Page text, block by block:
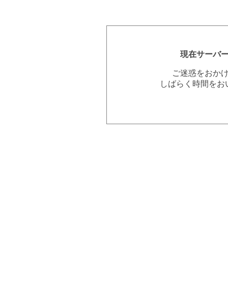
現在サーバ
ご迷惑をおか
しばらく時間を